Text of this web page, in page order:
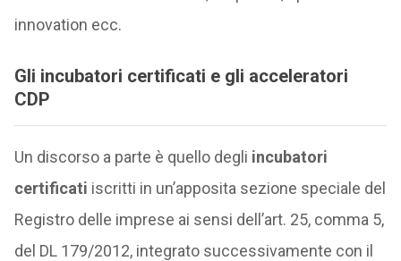
innovation ecc.
Gli incubatori certificati e gli acceleratori
CDP
Un discorso a parte è quello degli incubatori
certificati iscritti in un’apposita sezione speciale del
Registro delle imprese ai sensi dell’art. 25, comma 5,
del DL 179/2012, integrato successivamente con il